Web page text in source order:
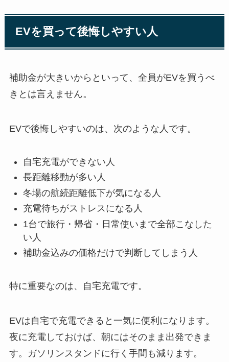
EVを買って後悔しやすい人
補助金が大きいからといって、全員がEVを買うべ
きとは言えません。
EVで後悔しやすいのは、次のような人です。
自宅充電ができない人
長距離移動が多い人
冬場の航続距離低下が気になる人
充電待ちがストレスになる人
1台で旅行・帰省・日常使いまで全部こなした
い人
補助金込みの価格だけで判断してしまう人
特に重要なのは、自宅充電です。
EVは自宅で充電できると一気に便利になります。
夜に充電しておけば、朝にはそのまま出発できま
す。ガソリンスタンドに行く手間も減ります。